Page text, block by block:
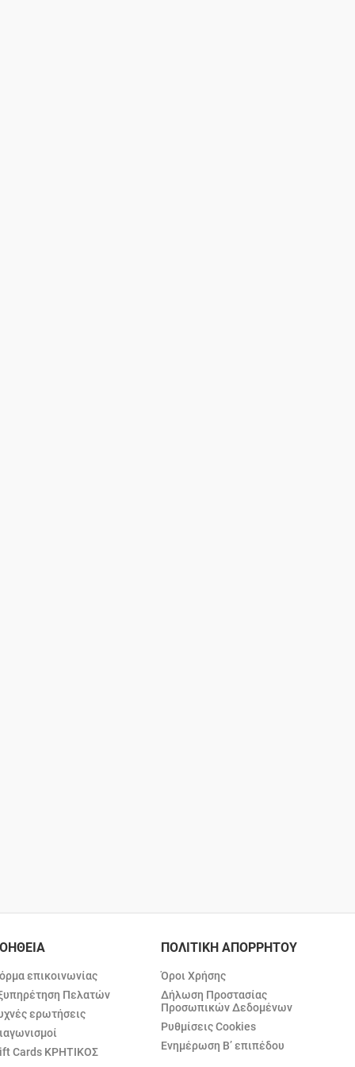
επικοινωνίας
Πελατών
ερωτήσεις
Cards ΚΡΗΤΙΚΟΣ
ΠΟΛΙΤΙΚΗ ΑΠΟΡΡΗΤΟΥ
Όροι Χρήσης
Δήλωση Προστασίας
Προσωπικών Δεδομένων
Ρυθμίσεις Cookies
Ενημέρωση Β’ επιπέδου